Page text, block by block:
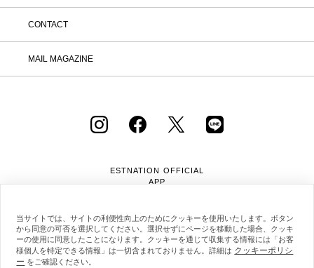
CONTACT
MAIL MAGAZINE
ESTNATION OFFICIAL
APP
会社概要
当サイトでは、サイトの利便性向上のためにクッキーを使用いたします。ボタン
から同意の可否を選択してください。選択せずにページを移動した場合、クッキ
ーの使用に同意したことになります。クッキーを通じて収集する情報には「お客
様個人を特定できる情報」は一切含まれておりません。詳細は クッキーポリシ
ー をご確認ください。